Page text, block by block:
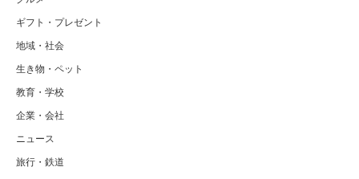
ギフト・プレゼント
地域・社会
生き物・ペット
教育・学校
企業・会社
ニュース
旅行・鉄道